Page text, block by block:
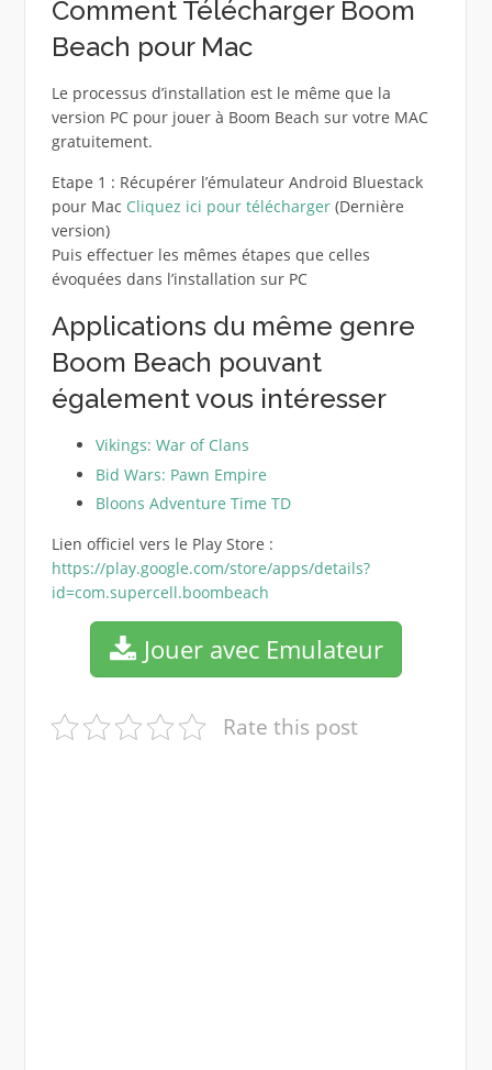
Comment Télécharger Boom
Beach pour Mac
Le processus d’installation est le même que la
version PC pour jouer à Boom Beach sur votre MAC
gratuitement.
Etape 1 : Récupérer l’émulateur Android Bluestack
pour Mac Cliquez ici pour télécharger(Dernière
version)
Puis effectuer les mêmes étapes que celles
évoquées dans l’installation sur PC
Applications du même genre
Boom Beach pouvant
également vous intéresser
Vikings: War of Clans
Bid Wars: Pawn Empire
Bloons Adventure Time TD
Lien officiel vers le Play Store :
https://play.google.com/store/apps/details?
id=com.supercell.boombeach
Jouer avec Emulateur
Rate this post